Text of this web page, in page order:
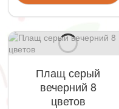
Плащ серый
вечерний 8
цветов